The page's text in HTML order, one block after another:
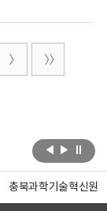
충북과학기술혁신원